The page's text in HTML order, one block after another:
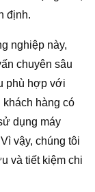
định.
nghiệp này,
chuyên sâu
phù hợp với
khách hàng có
dụng máy
vậy, chúng tôi
và tiết kiệm chi